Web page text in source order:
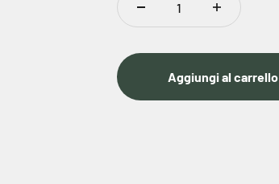
Aggiungi al carrello